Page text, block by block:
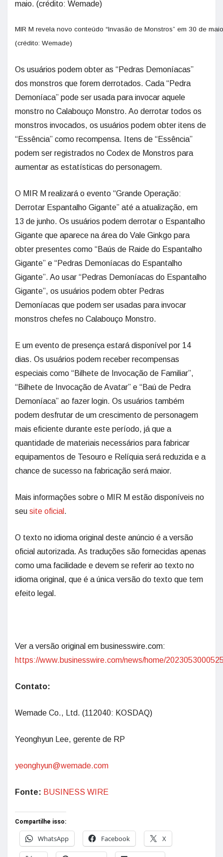
MIR M revela novo conteúdo “Invasão de Monstros” em 30 de
(crédito: Wemade)
Os usuários podem obter as “Pedras Demoníacas”
dos monstros que forem derrotados. Cada “Pedra
Demoníaca” pode ser usada para invocar aquele
monstro no Calabouço Monstro. Ao derrotar todos os
monstros invocados, os usuários podem obter itens de
“Essência” como recompensa. Itens de “Essência”
podem ser registrados no Codex de Monstros para
aumentar as estatísticas do personagem.
O MIR M realizará o evento “Grande Operação:
Derrotar Espantalho Gigante” até a atualização, em
13 de junho. Os usuários podem derrotar o Espantalho
Gigante que aparece na área do Vale Ginkgo para
obter presentes como “Baús de Raide do Espantalho
Gigante” e “Pedras Demoníacas do Espantalho
Gigante”. Ao usar “Pedras Demoníacas do Espantalho
Gigante”, os usuários podem obter Pedras
Demoníacas que podem ser usadas para invocar
monstros chefes no Calabouço Monstro.
E um evento de presença estará disponível por 14
dias. Os usuários podem receber recompensas
especiais como “Bilhete de Invocação de Familiar”,
“Bilhete de Invocação de Avatar” e “Baú de Pedra
Demoníaca” ao fazer login. Os usuários também
podem desfrutar de um crescimento de personagem
mais eficiente durante este período, já que a
quantidade de materiais necessários para fabricar
equipamentos de Tesouro e Relíquia será reduzida e a
chance de sucesso na fabricação será maior.
Mais informações sobre o MIR M estão disponíveis no
seu site oficial .
O texto no idioma original deste anúncio é a versão
oficial autorizada. As traduções são fornecidas apenas
como uma facilidade e devem se referir ao texto no
idioma original, que é a única versão do texto que tem
efeito legal.
Ver a versão original em businesswire.com:
https://www.businesswire.com/news/home/
Contato:
Wemade Co., Ltd. (112040: KOSDAQ)
Yeonghyun Lee, gerente de RP
yeonghyun@wemade.com
Fonte: BUSINESS WIRE
Compartilhe isso:
WhatsApp
Facebook X